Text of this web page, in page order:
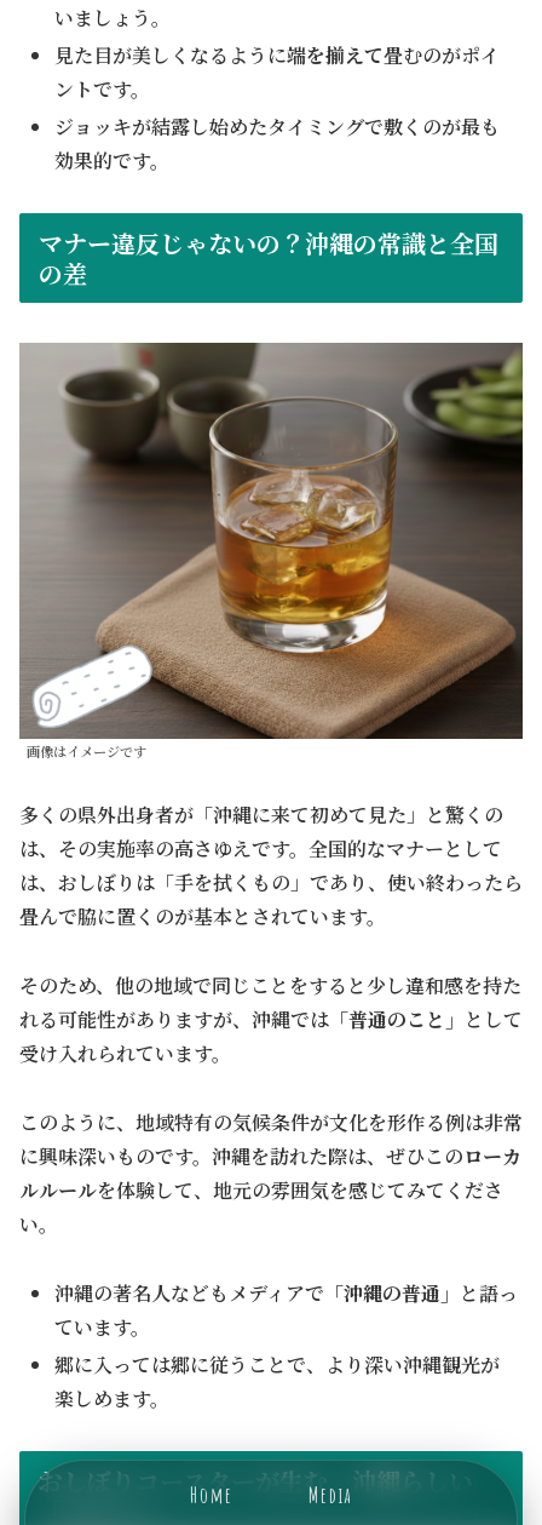
Home Media
いましょう。
見た目が美しくなるように端を揃えて畳むのがポイ
ントです。
ジョッキが結露し始めたタイミングで敷くのが最も
効果的です。
マナー違反じゃないの？沖縄の常識と全国
の差
画像はイメージです
多くの県外出身者が「沖縄に来て初めて見た」と驚くの
は、その実施率の高さゆえです。全国的なマナーとして
は、おしぼりは「手を拭くもの」であり、使い終わったら
畳んで脇に置くのが基本とされています。
そのため、他の地域で同じことをすると少し違和感を持た
れる可能性がありますが、沖縄では 「普通のこと」 として
受け入れられています。
このように、地域特有の気候条件が文化を形作る例は非常
に興味深いものです。沖縄を訪れた際は、ぜひこのローカ
ルルールを体験して、地元の雰囲気を感じてみてくださ
い。
沖縄の著名人などもメディアで 「沖縄の普通」 と語っ
ています。
郷に入っては郷に従うことで、より深い沖縄観光が
楽しめます。
おしぼりコースターが生む、沖縄らしい